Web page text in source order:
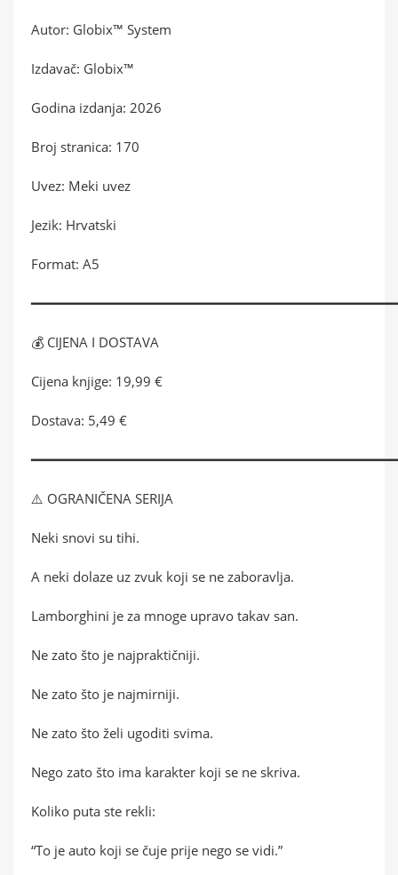
Autor: Globix™ System
Izdavač: Globix™
Godina izdanja: 2026
Broj stranica: 170
Uvez: Meki uvez
Jezik: Hrvatski
Format: A5
💰 CIJENA I DOSTAVA
Cijena knjige: 19,99 €
Dostava: 5,49 €
⚠️ OGRANIČENA SERIJA
Neki snovi su tihi.
A neki dolaze uz zvuk koji se ne zaboravlja.
Lamborghini je za mnoge upravo takav san.
Ne zato što je najpraktičniji.
Ne zato što je najmirniji.
Ne zato što želi ugoditi svima.
Nego zato što ima karakter koji se ne skriva.
Koliko puta ste rekli:
“To je auto koji se čuje prije nego se vidi.”